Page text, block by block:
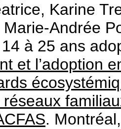
Karine
Andrée
à 25 ans
et l’adoption
.